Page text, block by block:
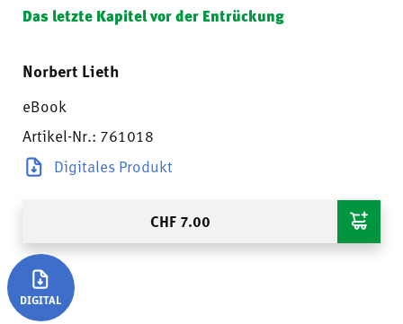
Das letzte Kapitel vor der Entrückung
Norbert Lieth
eBook
Artikel-Nr.: 761018
Digitales Produkt
CHF 7.00
DIGITAL